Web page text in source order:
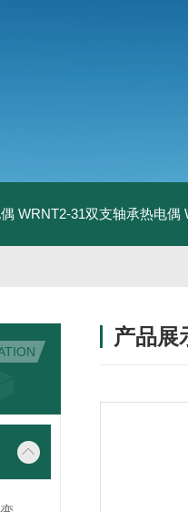
WRNT2-31双支轴承热电偶
产品展